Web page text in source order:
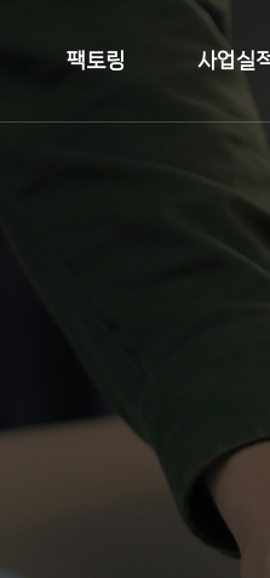
팩토링 사업실
건축물현